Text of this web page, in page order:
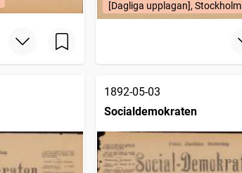
[Dagliga upplagan], Stockholm
1892-05-03
Socialdemokraten